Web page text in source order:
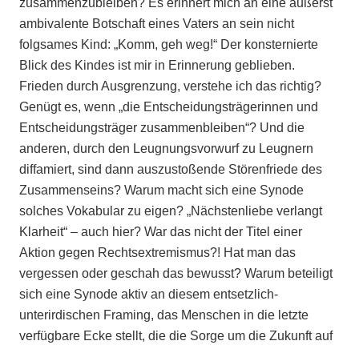
zusammenzubleiben? Es erinnert mich an eine äußerst
ambivalente Botschaft eines Vaters an sein nicht
folgsames Kind: „Komm, geh weg!“ Der konsternierte
Blick des Kindes ist mir in Erinnerung geblieben.
Frieden durch Ausgrenzung, verstehe ich das richtig?
Genügt es, wenn „die Entscheidungsträgerinnen und
Entscheidungsträger zusammenbleiben“? Und die
anderen, durch den Leugnungsvorwurf zu Leugnern
diffamiert, sind dann auszustoßende Störenfriede des
Zusammenseins? Warum macht sich eine Synode
solches Vokabular zu eigen? „Nächstenliebe verlangt
Klarheit“ – auch hier? War das nicht der Titel einer
Aktion gegen Rechtsextremismus?! Hat man das
vergessen oder geschah das bewusst? Warum beteiligt
sich eine Synode aktiv an diesem entsetzlich-
unterirdischen Framing, das Menschen in die letzte
verfügbare Ecke stellt, die die Sorge um die Zukunft auf